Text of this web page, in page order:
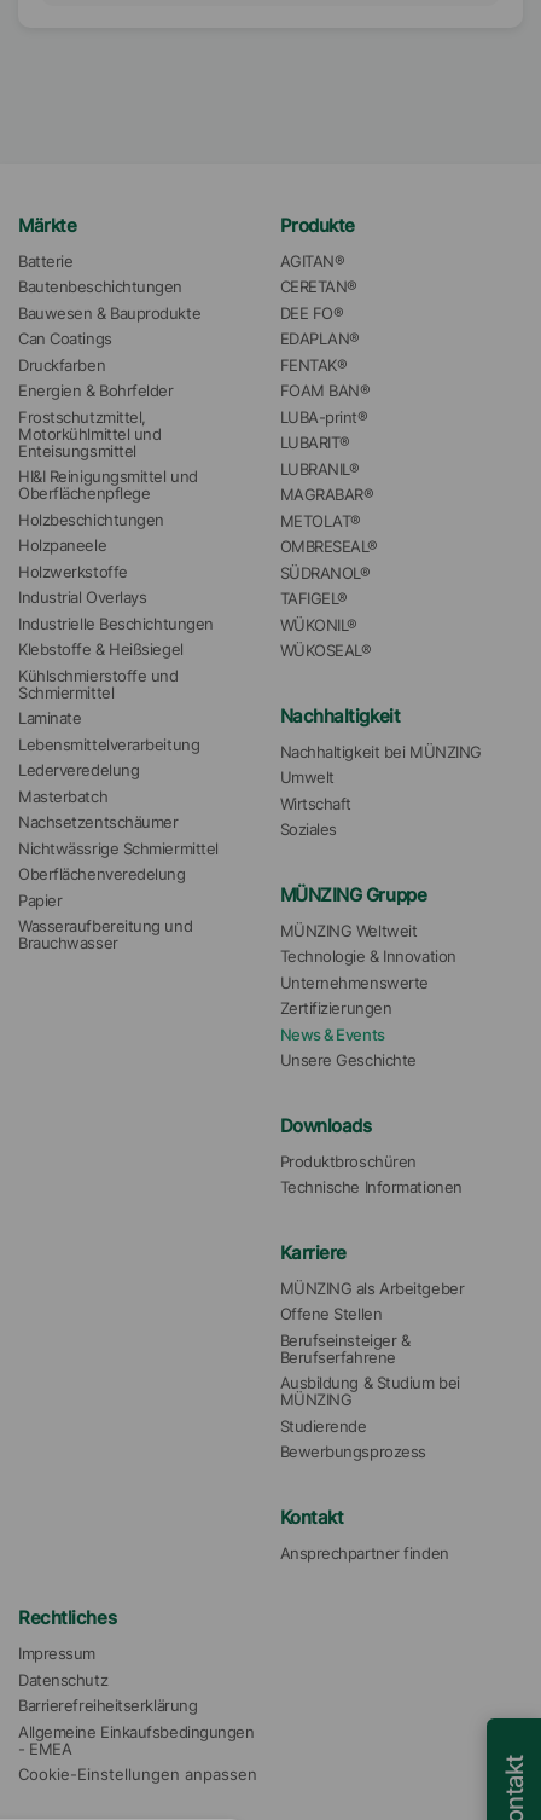
Märkte
Batterie
Bautenbeschichtungen
Bauwesen & Bauprodukte
Can Coatings
Druckfarben
Energien & Bohrfelder
Frostschutzmittel,
Motorkühlmittel und
Enteisungsmittel
HI&I Reinigungsmittel und
Oberflächenpflege
Holzbeschichtungen
Holzpaneele
Holzwerkstoffe
Industrial Overlays
Industrielle Beschichtungen
Klebstoffe & Heißsiegel
Kühlschmierstoffe und
Schmiermittel
Laminate
Lebensmittelverarbeitung
Lederveredelung
Masterbatch
Nachsetzentschäumer
Nichtwässrige Schmiermittel
Oberflächenveredelung
Papier
Wasseraufbereitung und
Brauchwasser
Produkte
AGITAN®
CERETAN®
DEE FO®
EDAPLAN®
FENTAK®
FOAM BAN®
LUBA-print®
LUBARIT®
LUBRANIL®
MAGRABAR®
METOLAT®
OMBRESEAL®
SÜDRANOL®
TAFIGEL®
WÜKONIL®
WÜKOSEAL®
Nachhaltigkeit
Nachhaltigkeit bei MÜNZING
Umwelt
Wirtschaft
Soziales
MÜNZING Gruppe
MÜNZING Weltweit
Technologie & Innovation
Unternehmenswerte
Zertifizierungen
News & Events
Unsere Geschichte
Downloads
Produktbroschüren
Technische Informationen
Karriere
MÜNZING als Arbeitgeber
Offene Stellen
Berufseinsteiger &
Berufserfahrene
Ausbildung & Studium bei
MÜNZING
Studierende
Bewerbungsprozess
Kontakt
Ansprechpartner finden
Rechtliches
Impressum
Datenschutz
Barrierefreiheitserklärung
Allgemeine Einkaufsbedingungen
- EMEA
Cookie-Einstellungen anpassen
Kontakt